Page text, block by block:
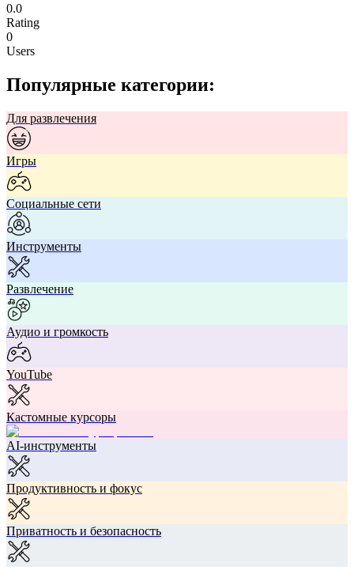
0.0
Rating
0
Users
Популярные категории:
Для развлечения
Игры
Социальные сети
Инструменты
Развлечение
Аудио и громкость
YouTube
Кастомные курсоры
AI-инструменты
Продуктивность и фокус
Приватность и безопасность